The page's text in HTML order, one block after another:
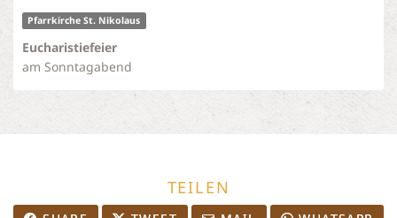
Pfarrkirche St. Nikolaus
Eucharistiefeier
am Sonntagabend
TEILEN